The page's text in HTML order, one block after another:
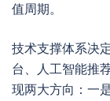
值周期。
技术支撑体系决
台、人工智能推
现两大方向：一